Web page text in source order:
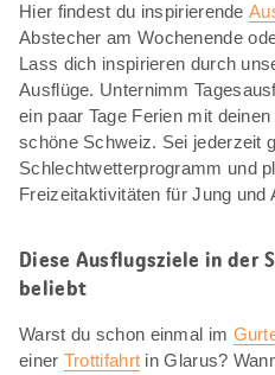
Hier findest du inspirierende
Abstecher am Wochenende
Lass dich inspirieren durch
Ausflüge. Unternimm
ein paar Tage Ferien mit
schöne Schweiz. Sei jederzeit
Schlechtwetterprogramm und
Freizeitaktivitäten für Jung und
Diese Ausflugsziele in der
beliebt
Warst du schon einmal im
einer Trottifahrt in Glarus?